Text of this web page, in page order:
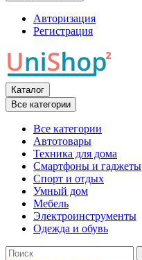
Авторизация
Регистрация
Каталог
Все категории
Все категории
Автотовары
Техника для дома
Смартфоны и гаджеты
Спорт и отдых
Умный дом
Мебель
Электроинструменты
Одежда и обувь